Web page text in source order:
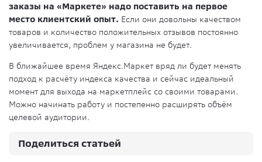
заказы на «Маркете» надо поставить на первое
место клиентский опыт. Если они довольны качеством
товаров и количество положительных отзывов постоянно
увеличивается, проблем у магазина не будет.
В ближайшее время Яндекс.Маркет вряд ли будет менять
подход к расчёту индекса качества и сейчас идеальный
момент для выхода на маркетплейс со своими товарами.
Можно начинать работу и постепенно расширять объём
целевой аудитории.
Поделиться статьей